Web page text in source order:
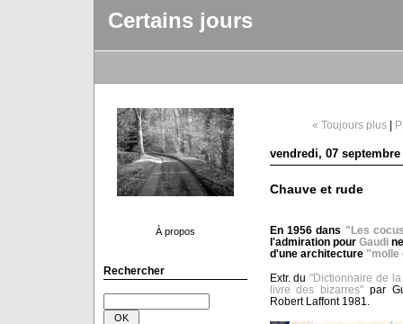
Certains jours
À propos
Rechercher
« Toujours plus|
vendredi, 07 septembre
Chauve et rude
En 1956 dans "Les
l'admiration pourGaudi
d'une architecture "molle
Extr. du "Dictionnaire de
livre des bizarres" par
Robert Laffont 1981.